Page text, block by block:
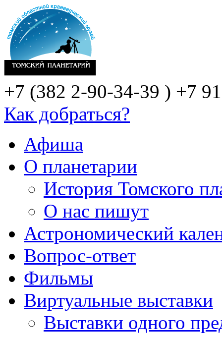
+7 (382 2-90-34-39 ) +7
Как добраться?
Афиша
О планетарии
История Томского
О нас пишут
Астрономический
Вопрос-ответ
Фильмы
Виртуальные выставки
Выставки одного